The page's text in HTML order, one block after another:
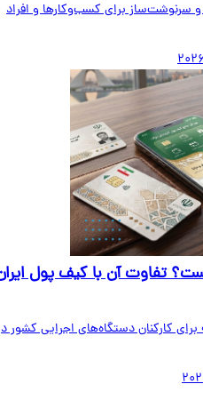
برای کسب‌وکارها و افراد
آن با کیف پول ایران
دستگاه‌های اجرایی کشور در